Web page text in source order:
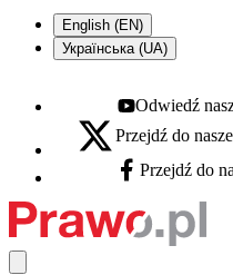
English (EN)
Українська (UA)
Youtube - otwiera
Odwiedź
X - otwiera się w nowej
Przejdź do
Facebook - otwiera
Przejdź do